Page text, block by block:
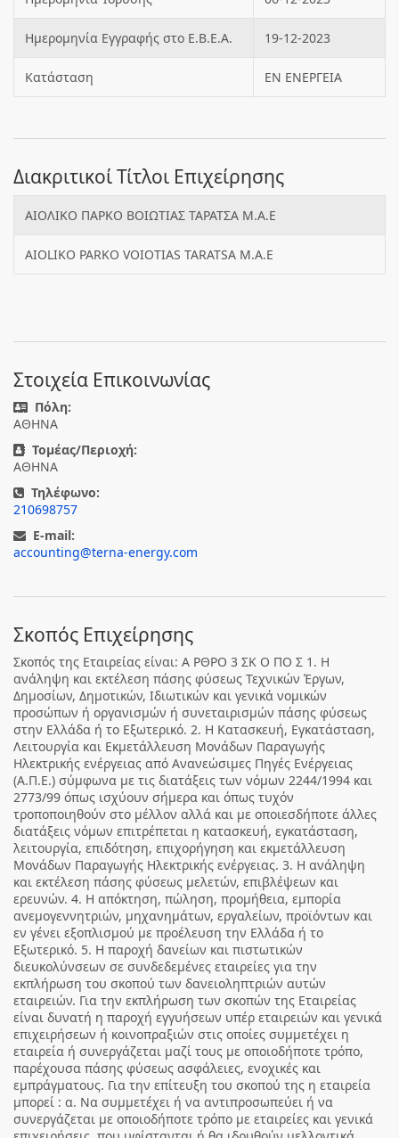
Ημερομηνία Εγγραφής στο Ε.Β.Ε.Α. 19-12-2023
Κατάσταση ΕΝ ΕΝΕΡΓΕΙΑ
Διακριτικοί Τίτλοι Επιχείρησης
ΑΙΟΛΙΚΟ ΠΑΡΚΟ ΒΟΙΩΤΙΑΣ ΤΑΡΑΤΣΑ Μ.Α.Ε
AIOLIKO PARKO VOIOTIAS TARATSA M.A.E
Στοιχεία Επικοινωνίας
Πόλη:
ΑΘΗΝΑ
Τομέας/Περιοχή:
ΑΘΗΝΑ
Τηλέφωνο:
210698757
E-mail:
accounting@terna-energy.com
Σκοπός Επιχείρησης
Σκοπός της Εταιρείας είναι: Α ΡΘΡΟ 3 ΣΚ Ο ΠΟ Σ 1. Η
ανάληψη και εκτέλεση πάσης φύσεως Τεχνικών Έργων,
Δημοσίων, Δημοτικών, Ιδιωτικών και γενικά νομικών
προσώπων ή οργανισμών ή συνεταιρισμών πάσης φύσεως
στην Ελλάδα ή το Εξωτερικό. 2. Η Κατασκευή, Εγκατάσταση,
Λειτουργία και Εκμετάλλευση Μονάδων Παραγωγής
Ηλεκτρικής ενέργειας από Ανανεώσιμες Πηγές Ενέργειας
(Α.Π.Ε.) σύμφωνα με τις διατάξεις των νόμων 2244/1994 και
2773/99 όπως ισχύουν σήμερα και όπως τυχόν
τροποποιηθούν στο μέλλον αλλά και με οποιεσδήποτε άλλες
διατάξεις νόμων επιτρέπεται η κατασκευή, εγκατάσταση,
λειτουργία, επιδότηση, επιχορήγηση και εκμετάλλευση
Μονάδων Παραγωγής Ηλεκτρικής ενέργειας. 3. Η ανάληψη
και εκτέλεση πάσης φύσεως μελετών, επιβλέψεων και
ερευνών. 4. Η απόκτηση, πώληση, προμήθεια, εμπορία
ανεμογεννητριών, μηχανημάτων, εργαλείων, προϊόντων και
εν γένει εξοπλισμού με προέλευση την Ελλάδα ή το
Εξωτερικό. 5. Η παροχή δανείων και πιστωτικών
διευκολύνσεων σε συνδεδεμένες εταιρείες για την
εκπλήρωση του σκοπού των δανειοληπτριών αυτών
εταιρειών. Για την εκπλήρωση των σκοπών της Εταιρείας
είναι δυνατή η παροχή εγγυήσεων υπέρ εταιρειών και γενικά
επιχειρήσεων ή κοινοπραξιών στις οποίες συμμετέχει η
εταιρεία ή συνεργάζεται μαζί τους με οποιοδήποτε τρόπο,
παρέχουσα πάσης φύσεως ασφάλειες, ενοχικές και
εμπράγματους. Για την επίτευξη του σκοπού της η εταιρεία
μπορεί : α. Να συμμετέχει ή να αντιπροσωπεύει ή να
συνεργάζεται με οποιοδήποτε τρόπο με εταιρείες και γενικά